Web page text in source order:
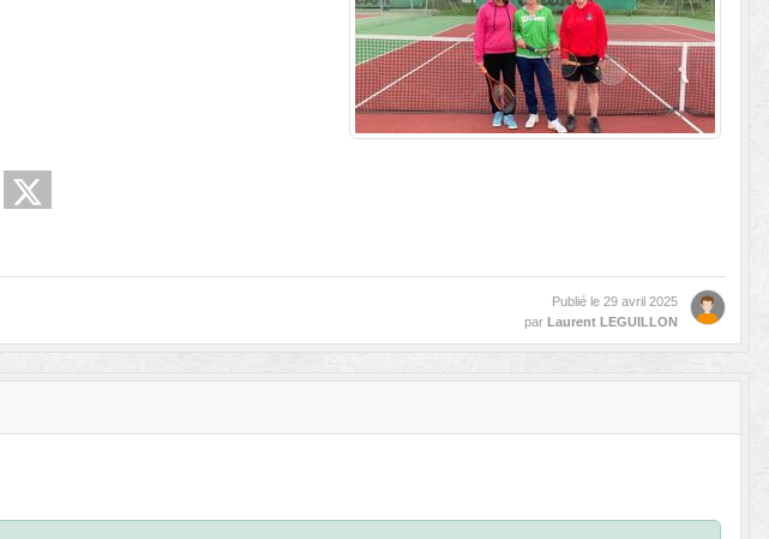
Publié le 29 avril 2025
par
Laurent LEGUILLON